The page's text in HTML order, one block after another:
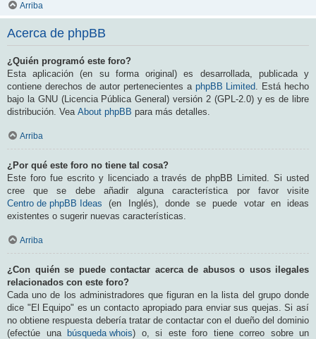
Arriba
Acerca de phpBB
¿Quién programó este foro?
Esta aplicación (en su forma original) es desarrollada, publicada y
contiene derechos de autor pertenecientes a phpBB Limited. Está hecho
bajo la GNU (Licencia Pública General) versión 2 (GPL-2.0) y es de libre
distribución. Vea About phpBB para más detalles.
Arriba
¿Por qué este foro no tiene tal cosa?
Este foro fue escrito y licenciado a través de phpBB Limited. Si usted
cree que se debe añadir alguna característica por favor visite
Centro de phpBB Ideas (en Inglés), donde se puede votar en ideas
existentes o sugerir nuevas características.
Arriba
¿Con quién se puede contactar acerca de abusos o usos ilegales
relacionados con este foro?
Cada uno de los administradores que figuran en la lista del grupo donde
dice "El Equipo" es un contacto apropiado para enviar sus quejas. Si así
no obtiene respuesta debería tratar de contactar con el dueño del dominio
(efectúe una
búsqueda whois) o, si este foro tiene correo sobre un